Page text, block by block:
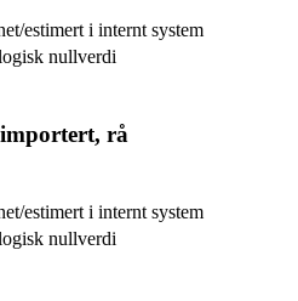
estimert i internt system
nullverdi
rå
estimert i internt system
nullverdi